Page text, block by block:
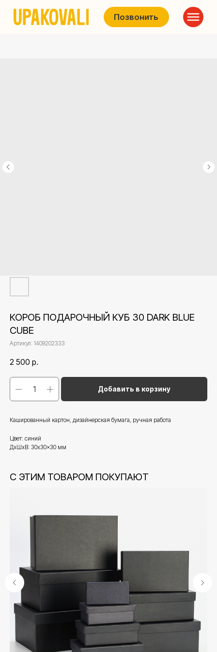
Позвонить
КОРОБ ПОДАРОЧНЫЙ КУБ 30 DARK BLUE
CUBE
Артикул: 1409202333
2 500 р.
Добавить в корзину
Кашированный картон, дизайнерская бумага, ручная работа
Цвет: синий
ДxШxВ: 30x30x30 мм
С ЭТИМ ТОВАРОМ ПОКУПАЮТ